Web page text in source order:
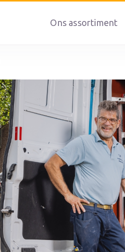
Ons assortiment